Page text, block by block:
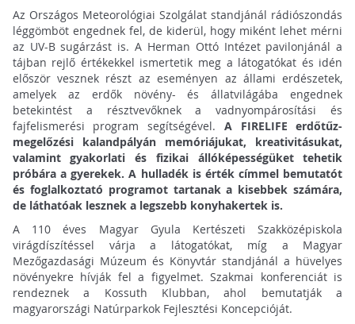
Az Országos Meteorológiai Szolgálat standjánál rádiószondás
léggömböt engednek fel, de kiderül, hogy miként lehet mérni
az UV-B sugárzást is. A Herman Ottó Intézet pavilonjánál a
tájban rejlő értékekkel ismertetik meg a látogatókat és idén
először vesznek részt az eseményen az állami erdészetek,
amelyek az erdők növény- és állatvilágába engednek
betekintést a résztvevőknek a vadnyompárosítási és
fajfelismerési program segítségével. A FIRELIFE erdőtűz-
megelőzési kalandpályán memóriájukat, kreativitásukat,
valamint gyakorlati és fizikai állóképességüket tehetik
próbára a gyerekek. A hulladék is érték címmel bemutatót
és foglalkoztató programot tartanak a kisebbek számára,
de láthatóak lesznek a legszebb konyhakertek is.
A 110 éves Magyar Gyula Kertészeti Szakközépiskola
virágdíszítéssel várja a látogatókat, míg a Magyar
Mezőgazdasági Múzeum és Könyvtár standjánál a hüvelyes
növényekre hívják fel a figyelmet. Szakmai konferenciát is
rendeznek a Kossuth Klubban, ahol bemutatják a
magyarországi Natúrparkok Fejlesztési Koncepcióját.